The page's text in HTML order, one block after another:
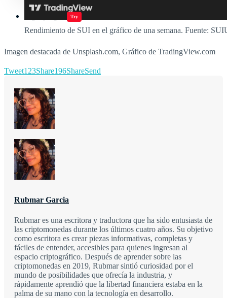
Try
Rendimiento de SUI en el gráfico de una semana. Fuente:
Imagen destacada de Unsplash.com, Gráfico de TradingView.com
Tweet123Share196ShareSend
Rubmar Garcia
Rubmar es una escritora y traductora que ha sido entusiasta de
las criptomonedas durante los últimos cuatro años. Su objetivo
como escritora es crear piezas informativas, completas y
fáciles de entender, accesibles para quienes ingresan al
espacio criptográfico. Después de aprender sobre las
criptomonedas en 2019, Rubmar sintió curiosidad por el
mundo de posibilidades que ofrecía la industria, y
rápidamente aprendió que la libertad financiera estaba en la
palma de su mano con la tecnología en desarrollo.